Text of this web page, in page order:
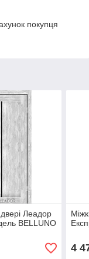
покупця
двері Леадор
BELLUNO
4